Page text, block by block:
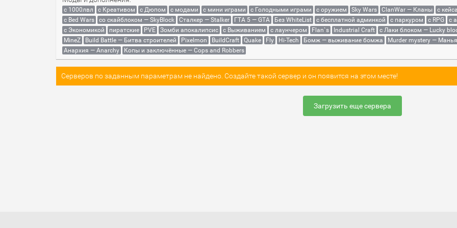
с 1000лвл c Креативом с Дюпом с модами с мини играми с Голодными играми с оружием Sky Wars ClanWar — Кланы
с
с Bed Wars
со скайблоком — SkyBlock Сталкер — Stalker ГТА 5 — GTA Без WhiteList с бесплатной админкой с паркуром с RPG
с
с Экономикой
пиратские PVE Зомби апокалипсис с Выживанием с лаунчером Flan`s Industrial Craft
с Лаки блоком — Lucky
MineZ
Build Battle — Битва строителей Pixelmon BuildCraft Quake Fly Hi-Tech Бомж — выживание бомжа
Murder mystery —
Анархия — Anarchy
Копы и заключённые — Cops and Robbers
Серверов по заданным параметрам не найдено. Создайте такой сервер и он появится на этом месте!
Загрузить еще сервера